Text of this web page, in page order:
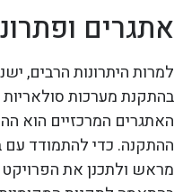
אתגרים
למרות היתרונות הרבים,
בהתקנת מערכות
האתגרים המרכזיים הוא
ההתקנה. כדי להתמודד עם
מראש ולתכנן את הפרויקט